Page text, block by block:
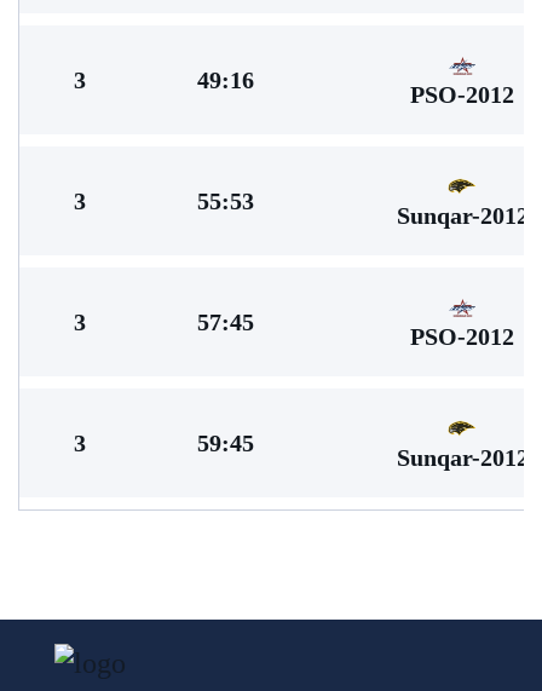
3 49:16
PSO-2012
3 55:53
Sunqar-2012
3 57:45
PSO-2012
3 59:45
Sunqar-2012